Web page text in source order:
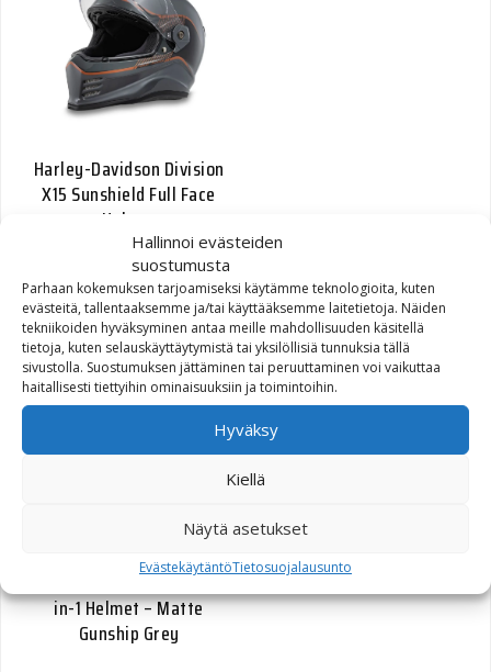
Hallinnoi evästeiden
suostumusta
Parhaan kokemuksen tarjoamiseksi käytämme teknologioita, kuten
evästeitä, tallentaaksemme ja/tai käyttääksemme laitetietoja. Näiden
tekniikoiden hyväksyminen antaa meille mahdollisuuden käsitellä
tietoja, kuten selauskäyttäytymistä tai yksilöllisiä tunnuksia tällä
sivustolla. Suostumuksen jättäminen tai peruuttaminen voi vaikuttaa
haitallisesti tiettyihin ominaisuuksiin ja toimintoihin.
Hyväksy
Kiellä
Näytä asetukset
EvästekäytäntöTietosuojalausunto
Harley-Davidson Division
X15 Sunshield Full Face
Helmet
444,27€
Harley-Davidson Pilot II 2-
in-1 Helmet – Matte
Gunship Grey